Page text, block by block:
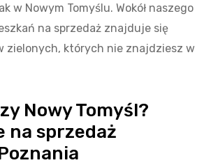
w Nowym Tomyślu. Wokół naszego
na sprzedaż znajduje się
zielonych, których nie znajdziesz w
Nowy Tomyśl?
na sprzedaż